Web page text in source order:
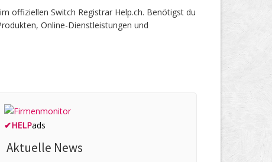
offiziellen Switch Registrar Help.ch. Benötigst du
Online-Dienstleistungen und
✔HELPads
Aktuelle News